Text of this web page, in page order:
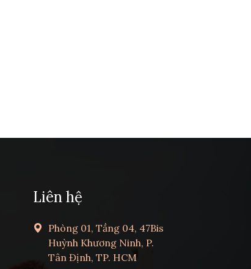
Liên hệ
Phòng 01, Tầng 04, 47Bis
Huỳnh Khương Ninh, P.
Tân Định, TP. HCM